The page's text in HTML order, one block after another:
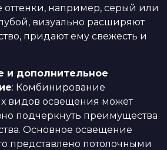
оттенки, например, серый или
визуально расширяют
придают ему свежесть и
и дополнительное
: Комбинирование
видов освещения может
подчеркнуть преимущества
Основное освещение
представлено потолочными